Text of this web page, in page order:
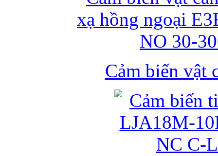
Cảm biến vật